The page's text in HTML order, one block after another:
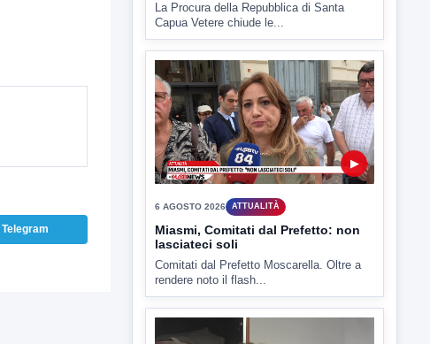
Telegram
La Procura della Repubblica di Santa
Capua Vetere chiude le...
▶
6 AGOSTO 2026 ATTUALITÀ
Miasmi, Comitati dal Prefetto: non
lasciateci soli
Comitati dal Prefetto Moscarella. Oltre a
rendere noto il flash...